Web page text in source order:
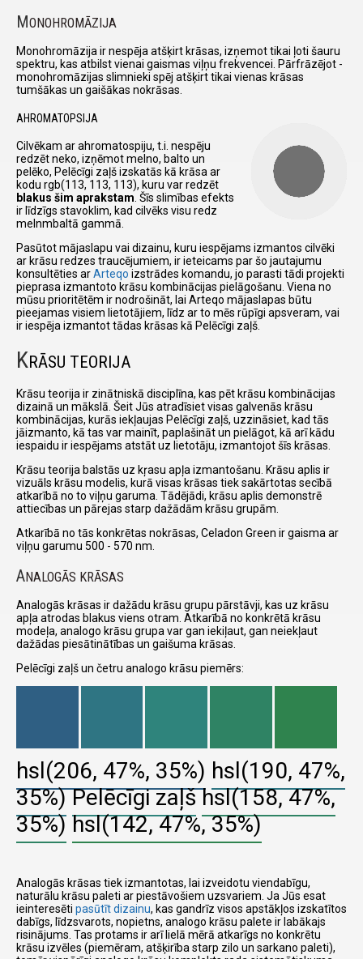
MONOHROMĀZIJA
Monohromāzija ir nespēja atšķirt krāsas, izņemot tikai ļoti šauru
spektru, kas atbilst vienai gaismas viļņu frekvencei. Pārfrāzējot -
monohromāzijas slimnieki spēj atšķirt tikai vienas krāsas
tumšākas un gaišākas nokrāsas.
AHROMATOPSIJA
Cilvēkam ar ahromatospiju, t.i. nespēju
redzēt neko, izņēmot melno, balto un
pelēko, Pelēcīgi zaļš izskatās kā krāsa ar
kodu rgb(113, 113, 113), kuru var redzēt
blakus šim aprakstam. Šīs slimības efekts
ir līdzīgs stavoklim, kad cilvēks visu redz
melnmbaltā gammā.
Pasūtot mājaslapu vai dizainu, kuru iespējams izmantos cilvēki
ar krāsu redzes traucējumiem, ir ieteicams par šo jautajumu
konsultēties arArteqo izstrādes komandu, jo parasti tādi projekti
pieprasa izmantoto krāsu kombinācijas pielāgošanu. Viena no
mūsu prioritētēm ir nodrošināt, lai Arteqo mājaslapas būtu
pieejamas visiem lietotājiem, līdz ar to mēs rūpīgi apsveram, vai
ir iespēja izmantot tādas krāsas kā Pelēcīgi zaļš.
KRĀSU TEORIJA
Krāsu teorija ir zinātniskā disciplīna, kas pēt krāsu kombinācijas
dizainā un mākslā. Šeit Jūs atradīsiet visas galvenās krāsu
kombinācijas, kurās iekļaujas Pelēcīgi zaļš, uzzināsiet, kad tās
jāizmanto, kā tas var mainīt, paplašināt un pielāgot, kā arī kādu
iespaidu ir iespējams atstāt uz lietotāju, izmantojot šīs krāsas.
Krāsu teorija balstās uz kŗasu apļa izmantošanu. Krāsu aplis ir
vizuāls krāsu modelis, kurā visas krāsas tiek sakārtotas secībā
atkarībā no to viļņu garuma. Tādējādi, krāsu aplis demonstrē
attiecības un pārejas starp dažādām krāsu grupām.
Atkarībā no tās konkrētas nokrāsas, Celadon Green ir gaisma ar
viļņu garumu 500 - 570 nm.
ANALOGĀS KRĀSAS
Analogās krāsas ir dažādu krāsu grupu pārstāvji, kas uz krāsu
apļa atrodas blakus viens otram. Atkarībā no konkrētā krāsu
modeļa, analogo krāsu grupa var gan iekiļaut, gan neiekļaut
dažādas piesātinātības un gaišuma krāsas.
Pelēcīgi zaļš un četru analogo krāsu piemērs:
hsl(206, 47%, 35%) hsl(190, 47%,
35%) Pelēcīgi zaļš hsl(158, 47%,
35%) hsl(142, 47%, 35%)
Analogās krāsas tiek izmantotas, lai izveidotu viendabīgu,
naturālu krāsu paleti ar piestāvošiem uzsvariem. Ja Jūs esat
ieinteresēti pasūtīt dizainu, kas gandrīz visos apstākļos izskatītos
dabīgs, līdzsvarots, nopietns, analogo krāsu palete ir labākajs
risinājums. Tas protams ir arī lielā mērā atkarīgs no konkrētu
krāsu izvēles (piemēram, atšķirība starp zilo un sarkano paleti),